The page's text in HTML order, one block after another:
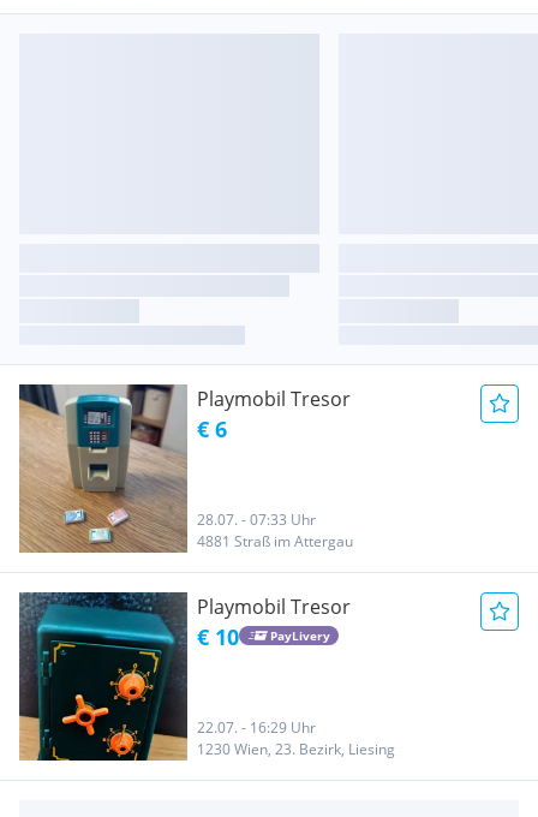
Playmobil Tresor
€ 6
28.07. - 07:33 Uhr
4881 Straß im Attergau
Playmobil Tresor
€ 10 PayLivery
22.07. - 16:29 Uhr
1230 Wien, 23. Bezirk, Liesing